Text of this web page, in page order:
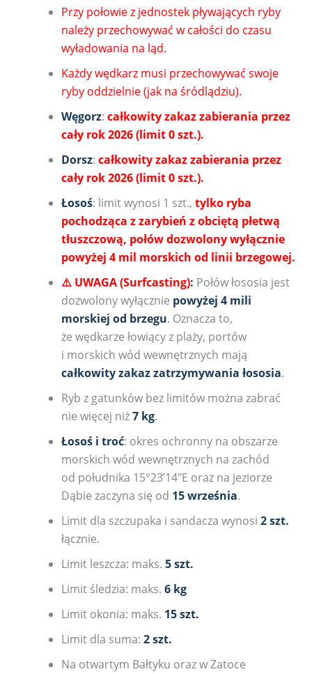
Przy połowie z jednostek pływających ryby
należy przechowywać w całości do czasu
wyładowania na ląd.
Każdy wędkarz musi przechowywać swoje
ryby oddzielnie (jak na śródlądziu).
Węgorz: całkowity zakaz zabierania przez
cały rok 2026 (limit 0 szt.).
Dorsz: całkowity zakaz zabierania przez
cały rok 2026 (limit 0 szt.).
Łosoś: limit wynosi 1 szt., tylko ryba
pochodząca z zarybień z obciętą płetwą
tłuszczową, połów dozwolony wyłącznie
powyżej 4 mil morskich od linii brzegowej.
⚠️ UWAGA (Surfcasting): Połów łososia jest
dozwolony wyłącznie powyżej 4 mili
morskiej od brzegu. Oznacza to,
że wędkarze łowiący z plaży, portów
i morskich wód wewnętrznych mają
całkowity zakaz zatrzymywania łososia.
Ryb z gatunków bez limitów można zabrać
nie więcej niż7 kg.
Łosoś i troć: okres ochronny na obszarze
morskich wód wewnętrznych na zachód
od południka 15°23’14″E oraz na jeziorze
Dąbie zaczyna się od 15 września.
Limit dla szczupaka i sandacza wynosi 2 szt.
łącznie.
Limit leszcza: maks. 5 szt.
Limit śledzia: maks. 6 kg
Limit okonia: maks. 15 szt.
Limit dla suma: 2 szt.
Na otwartym Bałtyku oraz w Zatoce